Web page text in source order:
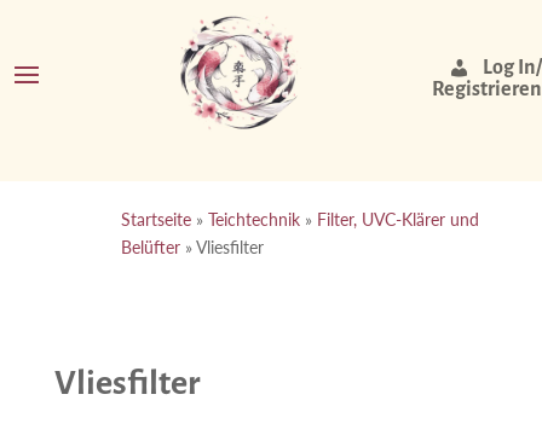
Log In/
Registrieren
Startseite » Teichtechnik » Filter, UVC-Klärer und
Belüfter »Vliesfilter
Vliesfilter